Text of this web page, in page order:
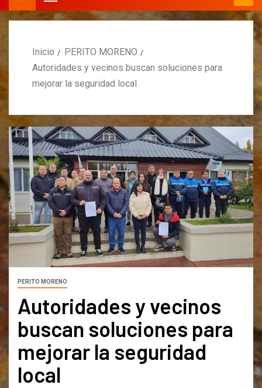
Inicio
PERITO MORENO
Autoridades y vecinos buscan soluciones para
mejorar la seguridad local
PERITO MORENO
Autoridades y vecinos
buscan soluciones para
mejorar la seguridad
local